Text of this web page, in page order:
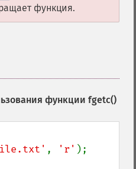
функция.
функции fgetc()
, 'r' );